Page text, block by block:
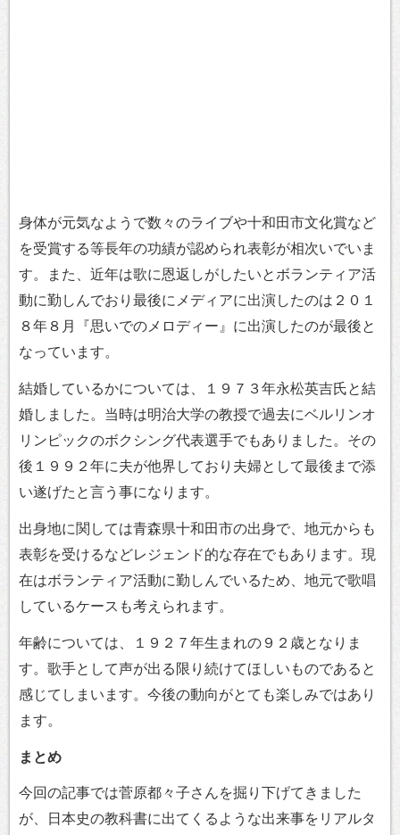
身体が元気なようで数々のライブや十和田市文化賞など
を受賞する等長年の功績が認められ表彰が相次いでいま
す。また、近年は歌に恩返しがしたいとボランティア活
動に勤しんでおり最後にメディアに出演したのは２０１
８年８月『思いでのメロディー』に出演したのが最後と
なっています。
結婚しているかについては、１９７３年永松英吉氏と結
婚しました。当時は明治大学の教授で過去にベルリンオ
リンピックのボクシング代表選手でもありました。その
後１９９２年に夫が他界しており夫婦として最後まで添
い遂げたと言う事になります。
出身地に関しては青森県十和田市の出身で、地元からも
表彰を受けるなどレジェンド的な存在でもあります。現
在はボランティア活動に勤しんでいるため、地元で歌唱
しているケースも考えられます。
年齢については、１９２７年生まれの９２歳となりま
す。歌手として声が出る限り続けてほしいものであると
感じてしまいます。今後の動向がとても楽しみではあり
ます。
まとめ
今回の記事では菅原都々子さんを掘り下げてきました
が、日本史の教科書に出てくるような出来事をリアルタ